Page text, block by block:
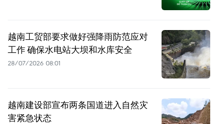
越南工贸部要求做好强降雨防范应对
工作 确保水电站大坝和水库安全
28/07/2026 08:01
越南建设部宣布两条国道进入自然灾
害紧急状态